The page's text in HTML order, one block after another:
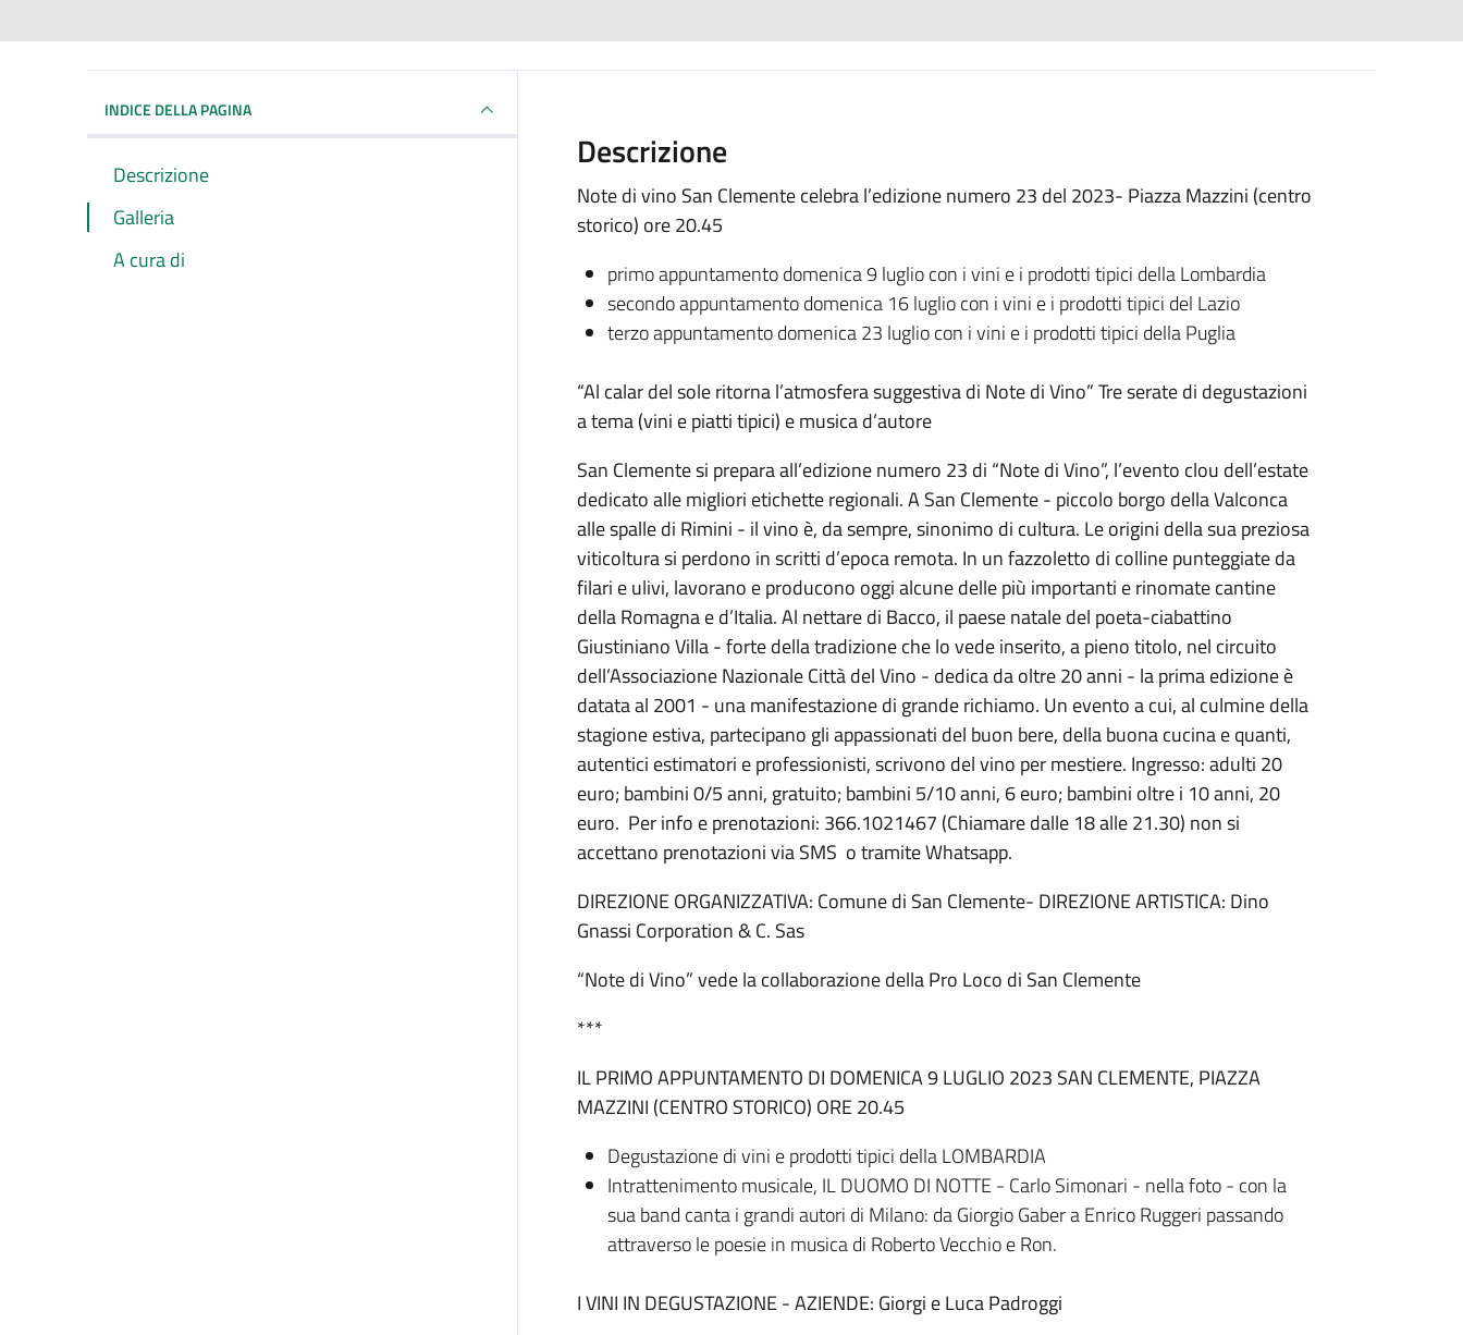
INDICE DELLA PAGINA
Descrizione
Galleria
A cura di
Descrizione
Note di vino San Clemente celebra l’edizione numero 23 del 2023- Piazza Mazzini (centro
storico) ore 20.45
primo appuntamento domenica 9 luglio con i vini e i prodotti tipici della Lombardia
secondo appuntamento domenica 16 luglio con i vini e i prodotti tipici del Lazio
terzo appuntamento domenica 23 luglio con i vini e i prodotti tipici della Puglia
“Al calar del sole ritorna l’atmosfera suggestiva di Note di Vino” Tre serate di degustazioni
a tema (vini e piatti tipici) e musica d’autore
San Clemente si prepara all’edizione numero 23 di “Note di Vino”, l’evento clou dell’estate
dedicato alle migliori etichette regionali. A San Clemente - piccolo borgo della Valconca
alle spalle di Rimini - il vino è, da sempre, sinonimo di cultura. Le origini della sua preziosa
viticoltura si perdono in scritti d’epoca remota. In un fazzoletto di colline punteggiate da
filari e ulivi, lavorano e producono oggi alcune delle più importanti e rinomate cantine
della Romagna e d’Italia. Al nettare di Bacco, il paese natale del poeta-ciabattino
Giustiniano Villa - forte della tradizione che lo vede inserito, a pieno titolo, nel circuito
dell’Associazione Nazionale Città del Vino - dedica da oltre 20 anni - la prima edizione è
datata al 2001 - una manifestazione di grande richiamo. Un evento a cui, al culmine della
stagione estiva, partecipano gli appassionati del buon bere, della buona cucina e quanti,
autentici estimatori e professionisti, scrivono del vino per mestiere. Ingresso: adulti 20
euro; bambini 0/5 anni, gratuito; bambini 5/10 anni, 6 euro; bambini oltre i 10 anni, 20
euro. Per info e prenotazioni: 366.1021467 (Chiamare dalle 18 alle 21.30) non si
accettano prenotazioni via SMS o tramite Whatsapp.
DIREZIONE ORGANIZZATIVA: Comune di San Clemente- DIREZIONE ARTISTICA: Dino
Gnassi Corporation & C. Sas
“Note di Vino” vede la collaborazione della Pro Loco di San Clemente
***
IL PRIMO APPUNTAMENTO DI DOMENICA 9 LUGLIO 2023 SAN CLEMENTE, PIAZZA
MAZZINI (CENTRO STORICO) ORE 20.45
Degustazione di vini e prodotti tipici della LOMBARDIA
Intrattenimento musicale, IL DUOMO DI NOTTE - Carlo Simonari - nella foto - con la
sua band canta i grandi autori di Milano: da Giorgio Gaber a Enrico Ruggeri passando
attraverso le poesie in musica di Roberto Vecchio e Ron.
I VINI IN DEGUSTAZIONE - AZIENDE: Giorgi e Luca Padroggi